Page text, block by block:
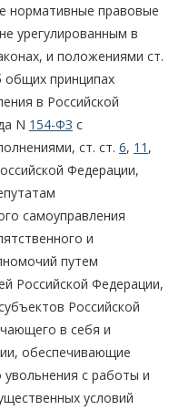
нормативные правовые
урегулированным в
и положениями ст.
общих принципах
в Российской
N 154-ФЗ с
ст. ст. 6, 11 ,
Федерации,
самоуправления
и
путем
Российской Федерации,
Российской
в себя и
обеспечивающие
с работы и
условий